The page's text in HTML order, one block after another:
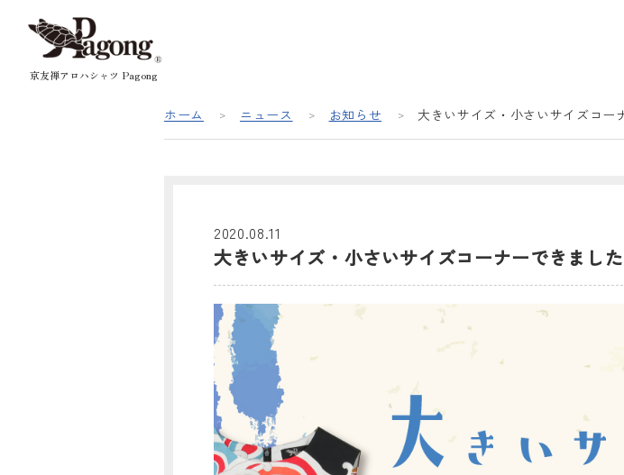
京友禅アロハシャツ Pagong
ホーム ニュース お知らせ 大きいサイズ・小さいサイズコー
2020.08.11
大きいサイズ・小さいサイズコーナーできました